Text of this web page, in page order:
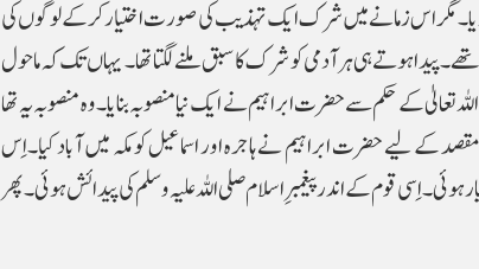
مگر اس زمانے میں شرک ایک تہذیب کی صورت اختیار کرکے لوگوں کی
پیدا ہوتے ہی ہر آدمی کو شرک کا سبق ملنے لگتا تھا۔ یہاں تک کہ ماحول
کے حکم سے حضرت ابراہیم نے ایک نیا منصوبہ بنایا۔ وہ منصوبہ یہ تھا
کے لیے حضرت ابراہیم نے ہاجرہ اور اسماعیل کو مکہ میں آباد کیا۔اِس
اِسی قوم کے اندر پیغمبر ِ اسلام صلی اللہ علیہ وسلم کی پیدائش ہوئی۔ پھر